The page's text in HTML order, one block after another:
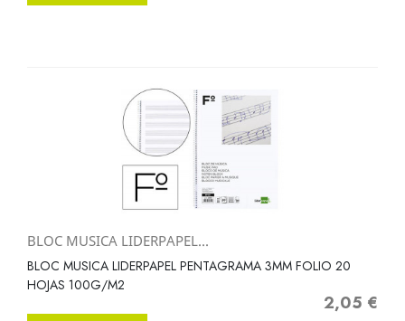
BLOC MUSICA LIDERPAPEL...
BLOC MUSICA LIDERPAPEL PENTAGRAMA 3MM FOLIO 20
HOJAS 100G/M2
Precio
2,05 €